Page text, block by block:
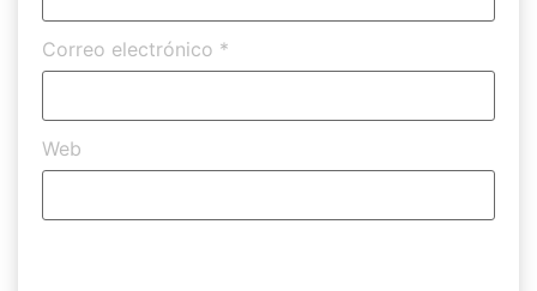
Correo electrónico *
Web